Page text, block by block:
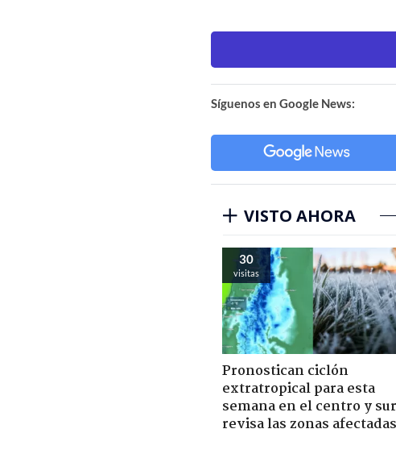
Síguenos en Google News:
VISTO AHORA
30
visitas
Pronostican ciclón
extratropical para esta
semana en el centro y
revisa las zonas afectadas